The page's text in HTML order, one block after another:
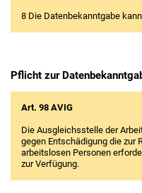
8 Die Datenbekanntgabe
Pflicht zur
Art. 98 AVIG
Die Ausgleichsstelle der
gegen Entschädigung die zur
arbeitslosen Personen
zur Verfügung.